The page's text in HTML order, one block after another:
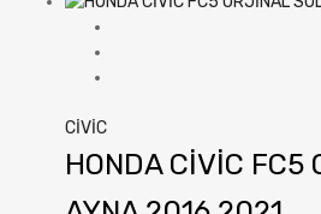
CİVİC
HONDA CİVİC FC5